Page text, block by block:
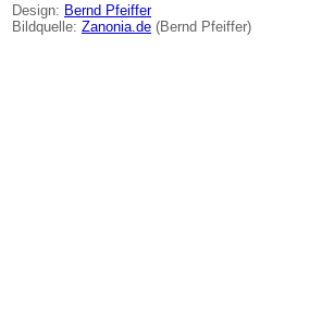
Design: Bernd Pfeiffer
Bildquelle: Zanonia.de (Bernd Pfeiffer)